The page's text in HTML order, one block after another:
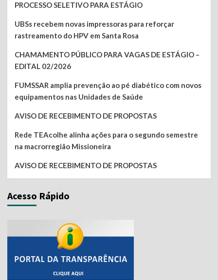
PROCESSO SELETIVO PARA ESTÁGIO
UBSs recebem novas impressoras para reforçar
rastreamento do HPV em Santa Rosa
CHAMAMENTO PÚBLICO PARA VAGAS DE ESTÁGIO –
EDITAL 02/2026
FUMSSAR amplia prevenção ao pé diabético com novos
equipamentos nas Unidades de Saúde
AVISO DE RECEBIMENTO DE PROPOSTAS
Rede TEAcolhe alinha ações para o segundo semestre
na macrorregião Missioneira
AVISO DE RECEBIMENTO DE PROPOSTAS
Acesso Rápido